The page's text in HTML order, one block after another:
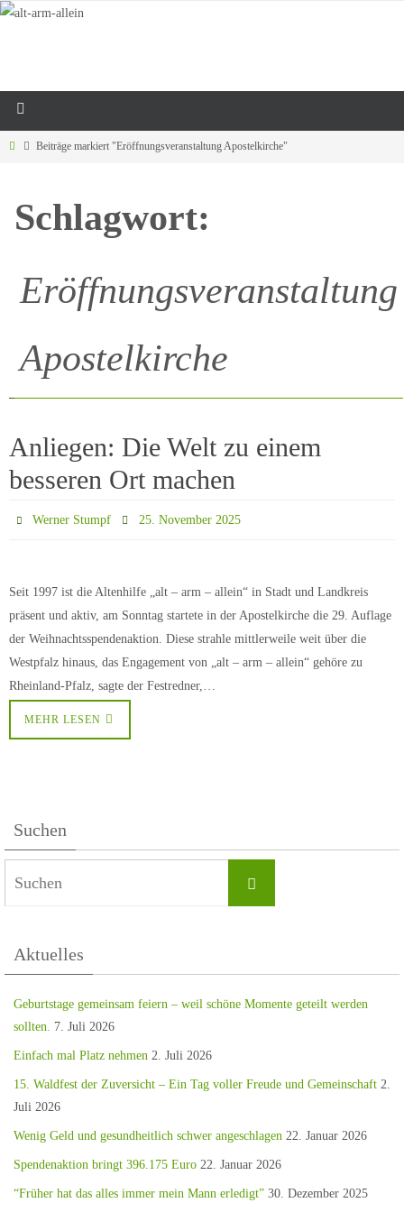
Beiträge markiert "Eröffnungsveranstaltung Apostelkirche"
Schlagwort:
Eröffnungsveranstaltung
Apostelkirche
Anliegen: Die Welt zu einem
besseren Ort machen
Werner Stumpf 25. November 2025
Seit 1997 ist die Altenhilfe „alt – arm – allein“ in Stadt und Landkreis
präsent und aktiv, am Sonntag startete in der Apostelkirche die 29. Auflage
der Weihnachtsspendenaktion. Diese strahle mittlerweile weit über die
Westpfalz hinaus, das Engagement von „alt – arm – allein“ gehöre zu
Rheinland-Pfalz, sagte der Festredner,…
MEHR LESEN
Suchen
Aktuelles
Geburtstage gemeinsam feiern – weil schöne Momente geteilt werden
sollten. 7. Juli 2026
Einfach mal Platz nehmen 2. Juli 2026
15. Waldfest der Zuversicht – Ein Tag voller Freude und Gemeinschaft 2.
Juli 2026
Wenig Geld und gesundheitlich schwer angeschlagen 22. Januar 2026
Spendenaktion bringt 396.175 Euro 22. Januar 2026
“Früher hat das alles immer mein Mann erledigt” 30. Dezember 2025